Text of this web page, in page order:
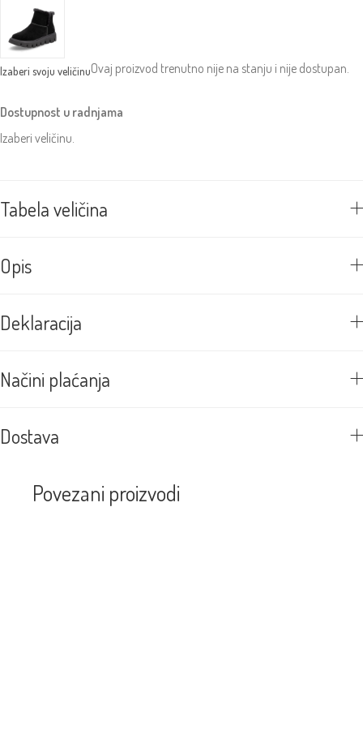
Ovaj proizvod trenutno nije na stanju i nije dostupan.
Dostupnost u radnjama
Izaberi veličinu.
Tabela veličina
Opis
Deklaracija
Načini plaćanja
Dostava
Povezani proizvodi